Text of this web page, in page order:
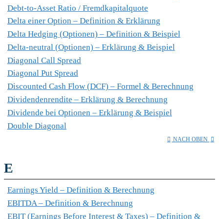
Debt-to-Asset Ratio / Fremdkapitalquote
Delta einer Option – Definition & Erklärung
Delta Hedging (Optionen) – Definition & Beispiel
Delta-neutral (Optionen) – Erklärung & Beispiel
Diagonal Call Spread
Diagonal Put Spread
Discounted Cash Flow (DCF) – Formel & Berechnung
Dividendenrendite – Erklärung & Berechnung
Dividende bei Optionen – Erklärung & Beispiel
Double Diagonal
NACH OBEN
E
Earnings Yield – Definition & Berechnung
EBITDA – Definition & Berechnung
EBIT (Earnings Before Interest & Taxes) – Definition &